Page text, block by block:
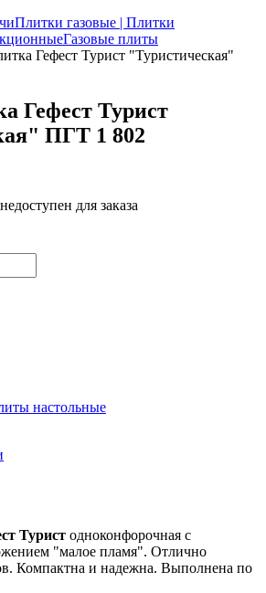
Плитки газовые | Плитки
Газовые плиты
Гефест Турист "Туристическая"
Гефест Турист
ПГТ 1 802
для заказа
настольные
Турист одноконфорочная с
"малое пламя". Отлично
Компактна и надежна. Выполнена по